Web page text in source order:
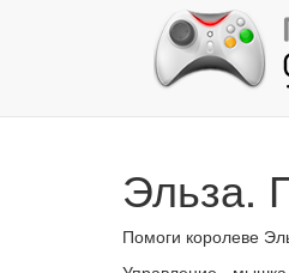
Эльза.
Помоги королеве